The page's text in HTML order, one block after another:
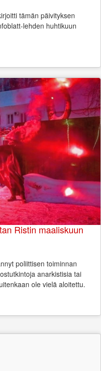
tämän päivityksen
lehden huhtikuun
Ristin maaliskuun
poliittisen toiminnan
anarkistisia tai
ole vielä aloitettu.